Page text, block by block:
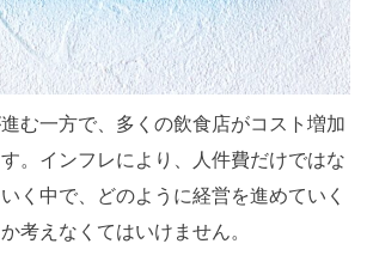
む一方で、多くの飲食店がコスト増加
。インフレにより、人件費だけではな
く中で、どのように経営を進めていく
考えなくてはいけません。